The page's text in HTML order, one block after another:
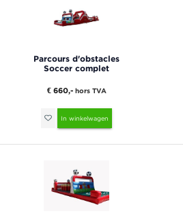
Parcours d'obstacles
Soccer complet
€ 660,- hors TVA
In winkelwagen